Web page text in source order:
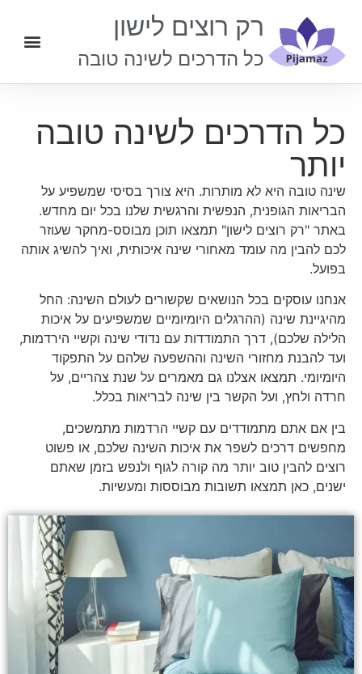
רק רוצים לישון
כל הדרכים לשינה טובה
כל הדרכים לשינה טובה
יותר
שינה טובה היא לא מותרות. היא צורך בסיסי שמשפיע על
הבריאות הגופנית, הנפשית והרגשית שלנו בכל יום מחדש.
באתר "רק רוצים לישון" תמצאו תוכן מבוסס-מחקר שעוזר
לכם להבין מה עומד מאחורי שינה איכותית, ואיך להשיג אותה
בפועל.
אנחנו עוסקים בכל הנושאים שקשורים לעולם השינה: החל
מהיגיינת שינה (ההרגלים היומיומיים שמשפיעים על איכות
הלילה שלכם), דרך התמודדות עם נדודי שינה וקשיי הירדמות,
ועד להבנת מחזורי השינה וההשפעה שלהם על התפקוד
היומיומי. תמצאו אצלנו גם מאמרים על שנת צהריים, על
חרדה ולחץ, ועל הקשר בין שינה לבריאות בכלל.
בין אם אתם מתמודדים עם קשיי הרדמות מתמשכים,
מחפשים דרכים לשפר את איכות השינה שלכם, או פשוט
רוצים להבין טוב יותר מה קורה לגוף ולנפש בזמן שאתם
ישנים, כאן תמצאו תשובות מבוססות ומעשיות.